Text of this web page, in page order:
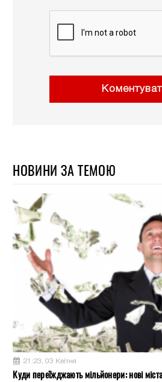
НОВИНИ ЗА ТЕМОЮ
21:23, 03 Квітня
Куди переїжджають мільйонери: нові